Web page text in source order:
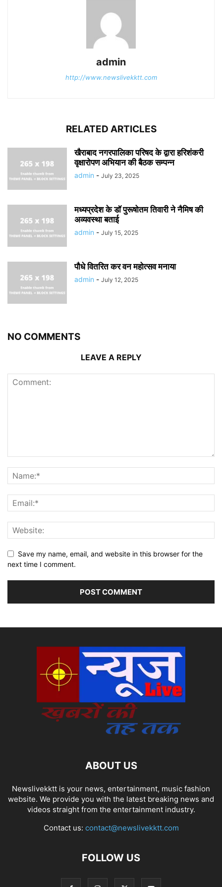
admin
http://www.newslivekktt.com
RELATED ARTICLES
खैराबाद नगरपालिका परिषद के द्वारा हरिशंकरी
वृक्षारोपण अभियान की बैठक सम्पन्न
admin - July 23, 2025
मध्यप्रदेश के डॉ पुरूषोतम तिवारी ने नैमिष की
अव्यवस्था बताई
admin - July 15, 2025
पौधे वितरित कर वन महोत्सव मनाया
admin - July 12, 2025
NO COMMENTS
LEAVE A REPLY
Save my name, email, and website in this browser for the
next time I comment.
ABOUT US
Newslivekktt is your news, entertainment, music fashion
website. We provide you with the latest breaking news and
videos straight from the entertainment industry.
Contact us: contact@newslivekktt.com
FOLLOW US